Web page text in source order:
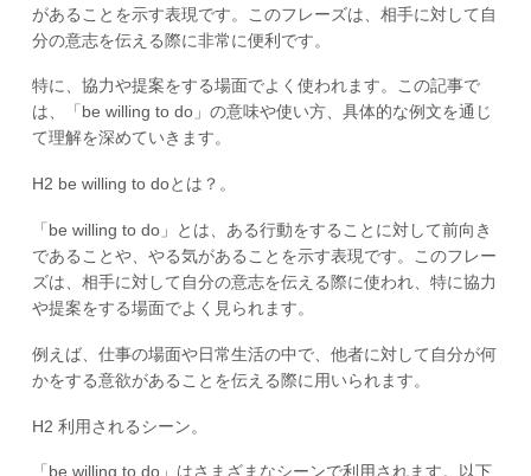
があることを示す表現です。このフレーズは、相手に対して自
分の意志を伝える際に非常に便利です。
特に、協力や提案をする場面でよく使われます。この記事で
は、「be willing to do」の意味や使い方、具体的な例文を通じ
て理解を深めていきます。
H2 be willing to doとは？。
「be willing to do」とは、ある行動をすることに対して前向き
であることや、やる気があることを示す表現です。このフレー
ズは、相手に対して自分の意志を伝える際に使われ、特に協力
や提案をする場面でよく見られます。
例えば、仕事の場面や日常生活の中で、他者に対して自分が何
かをする意欲があることを伝える際に用いられます。
H2 利用されるシーン。
「be willing to do」はさまざまなシーンで利用されます。以下